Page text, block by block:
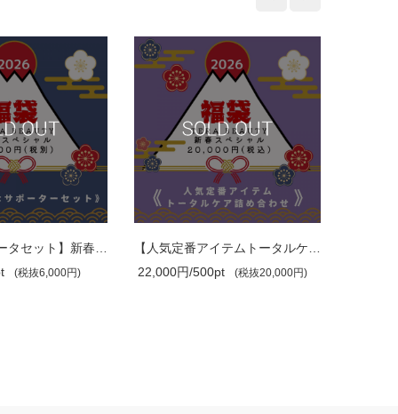
(税抜6,000円)
22,000円/500pt
(税抜20,000円)